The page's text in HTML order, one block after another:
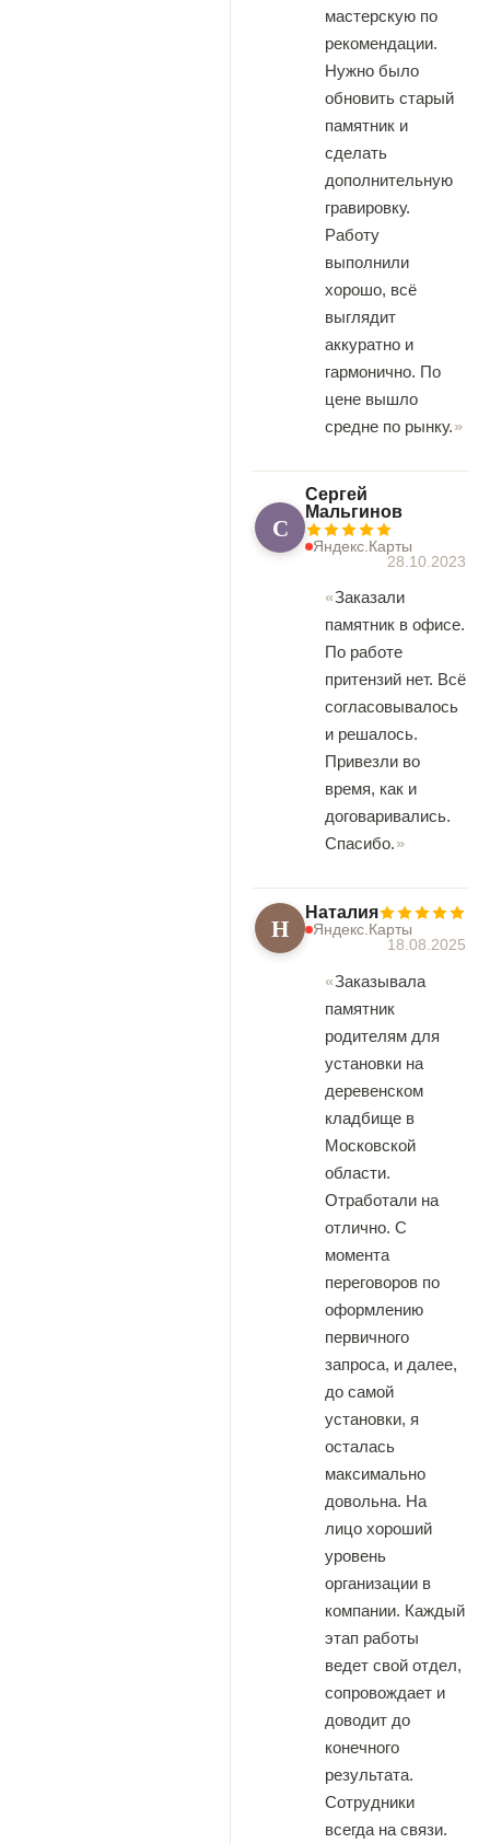
мастерскую по
рекомендации.
Нужно было
обновить старый
памятник и
сделать
дополнительную
гравировку.
Работу
выполнили
хорошо, всё
выглядит
аккуратно и
гармонично. По
цене вышло
средне по рынку.
С
Сергей
Мальгинов
Яндекс.Карты
28.10.2023
Заказали
памятник в офисе.
По работе
притензий нет. Всё
согласовывалось
и решалось.
Привезли во
время, как и
договаривались.
Спасибо.
Н Наталия
Яндекс.Карты
18.08.2025
Заказывала
памятник
родителям для
установки на
деревенском
кладбище в
Московской
области.
Отработали на
отлично. С
момента
переговоров по
оформлению
первичного
запроса, и далее,
до самой
установки, я
осталась
максимально
довольна. На
лицо хороший
уровень
организации в
компании. Каждый
этап работы
ведет свой отдел,
сопровождает и
доводит до
конечного
результата.
Сотрудники
всегда на связи.